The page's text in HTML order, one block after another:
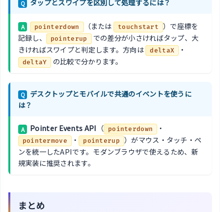
Q タップとスワイプを区別して処理するには？
A pointerdown （または touchstart
）で座標を
記録し、
pointerup
での差分が小さければタップ、大
きければスワイプと判定します。方向は deltaX ・
deltaY の比較で分かります。
Q
デスクトップとモバイルで共通のイベントを使うに
は？
A Pointer Events API （ pointerdown ・
pointermove ・ pointerup
）がマウス・タッチ・ペ
ンを統一したAPIです。モダンブラウザで使えるため、新
規実装に推奨されます。
まとめ